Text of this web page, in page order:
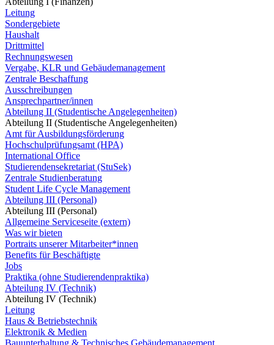
Leitung
Sondergebiete
Haushalt
Drittmittel
Rechnungswesen
Vergabe, KLR und Gebäudemanagement
Zentrale Beschaffung
Ausschreibungen
Ansprechpartner/innen
Abteilung II (Studentische Angelegenheiten)
Abteilung II (Studentische Angelegenheiten)
Amt für Ausbildungsförderung
Hochschulprüfungsamt (HPA)
International Office
Studierendensekretariat (StuSek)
Zentrale Studienberatung
Student Life Cycle Management
Abteilung III (Personal)
Abteilung III (Personal)
Allgemeine Serviceseite (extern)
Was wir bieten
Portraits unserer Mitarbeiter*innen
Benefits für Beschäftigte
Jobs
Praktika (ohne Studierendenpraktika)
Abteilung IV (Technik)
Abteilung IV (Technik)
Leitung
Haus & Betriebstechnik
Elektronik & Medien
Bauunterhaltung & Technisches Gebäudemanagement